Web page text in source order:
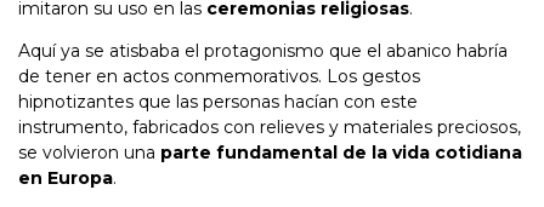
imitaron su uso en las ceremonias religiosas.
Aquí ya se atisbaba el protagonismo que el abanico habría
de tener en actos conmemorativos. Los gestos
hipnotizantes que las personas hacían con este
instrumento, fabricados con relieves y materiales preciosos,
se volvieron una parte fundamental de la vida cotidiana
en Europa.